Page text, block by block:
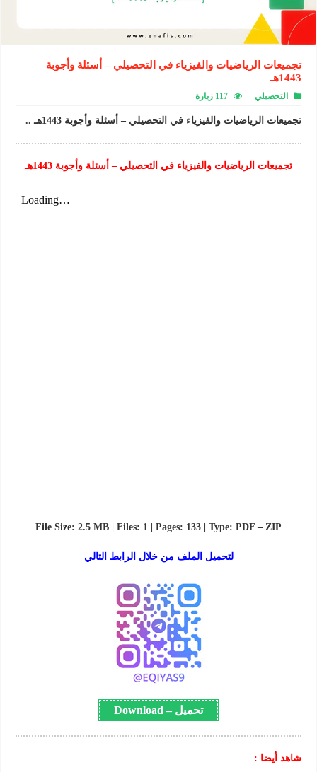
تجميعات الرياضيات والفيزياء في التحصيلي – أسئلة وأجوبة
1443هـ
التحصيلي 117 زيارة
تجميعات الرياضيات والفيزياء في التحصيلي – أسئلة وأجوبة 1443هـ ..
تجميعات الرياضيات والفيزياء في التحصيلي – أسئلة وأجوبة 1443هـ
– – – – –
File Size: 2.5 MB | Files: 1 | Pages: 133 | Type: PDF – ZIP
لتحميل الملف من خلال الرابط التالي
تحميل – Download
شاهد أيضا :